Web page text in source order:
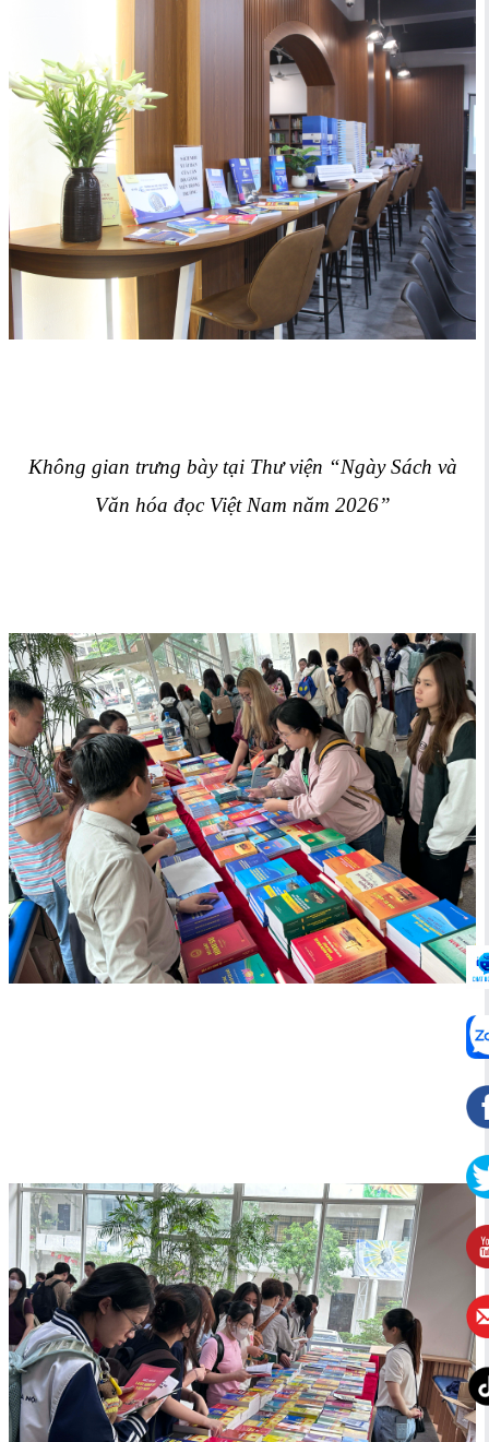
Không gian trưng bày tại Thư viện “Ngày Sách và
Văn hóa đọc Việt Nam năm 2026”